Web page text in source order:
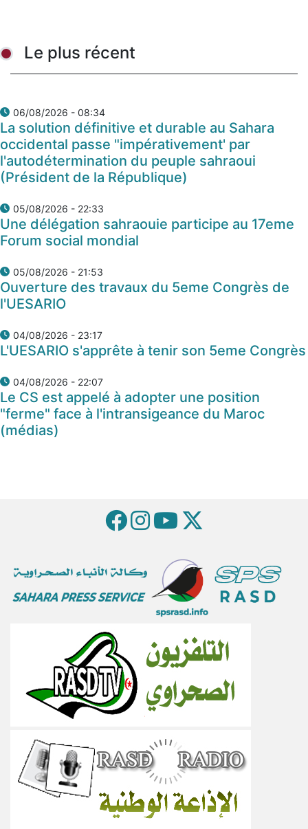
Le plus récent
06/08/2026 - 08:34
La solution définitive et durable au Sahara
occidental passe "impérativement' par
l'autodétermination du peuple sahraoui
(Président de la République)
05/08/2026 - 22:33
Une délégation sahraouie participe au 17eme
Forum social mondial
05/08/2026 - 21:53
Ouverture des travaux du 5eme Congrès de
l'UESARIO
04/08/2026 - 23:17
L'UESARIO s'apprête à tenir son 5eme Congrès
04/08/2026 - 22:07
Le CS est appelé à adopter une position
"ferme" face à l'intransigeance du Maroc
(médias)